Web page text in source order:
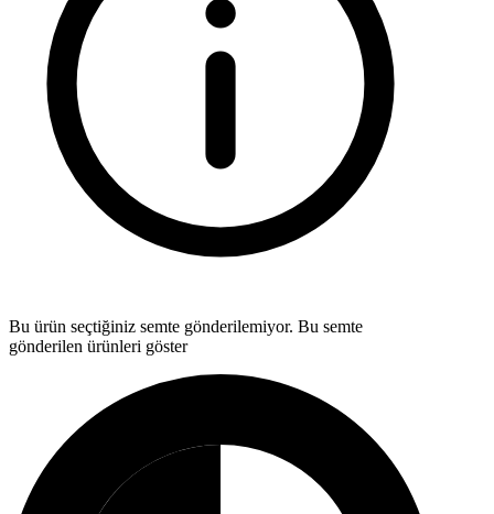
Bu ürün seçtiğiniz semte gönderilemiyor. Bu semte
gönderilen ürünleri göster